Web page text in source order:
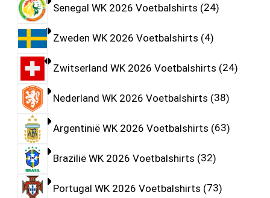
Senegal WK 2026 Voetbalshirts 24
Zweden WK 2026 Voetbalshirts 4
Zwitserland WK 2026 Voetbalshirts 24
Nederland WK 2026 Voetbalshirts 38
Argentinië WK 2026 Voetbalshirts 63
Brazilië WK 2026 Voetbalshirts 32
Portugal WK 2026 Voetbalshirts 73